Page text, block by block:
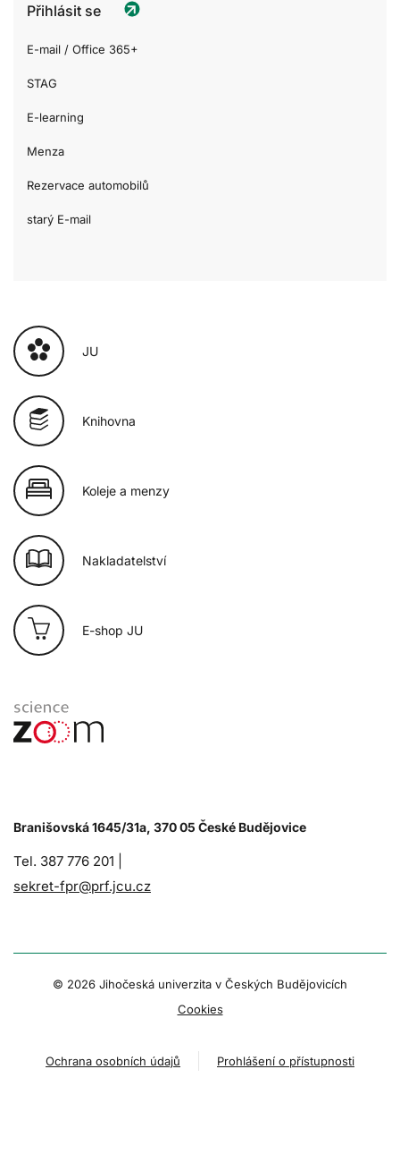
Přihlásit se
E-mail / Office 365+
STAG
E-learning
Menza
Rezervace automobilů
starý E-mail
JU
Knihovna
Koleje a menzy
Nakladatelství
E-shop JU
Branišovská 1645/31a, 370 05 České Budějovice
Tel. 387 776 201 |
sekret-fpr@prf.jcu.cz
© 2026 Jihočeská univerzita v Českých Budějovicích
Cookies
Ochrana osobních údajů Prohlášení o přístupnosti